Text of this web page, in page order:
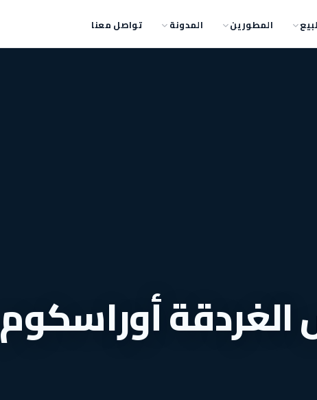
المطورين المدونة تواصل معنا
أوراسكوم